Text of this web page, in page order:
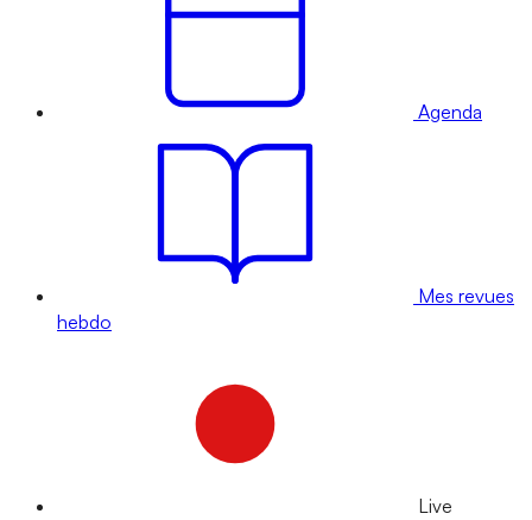
Agenda
Mes revues
hebdo
Live